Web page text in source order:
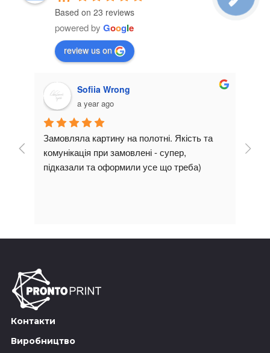
Based on 23 reviews
powered by Google
review us on
Якість та
супер,
що треба)
Замовляли логотип на фасад та в
магазину. Якісно та швидко виготовили
змонтували.
Контакти
Виробництво